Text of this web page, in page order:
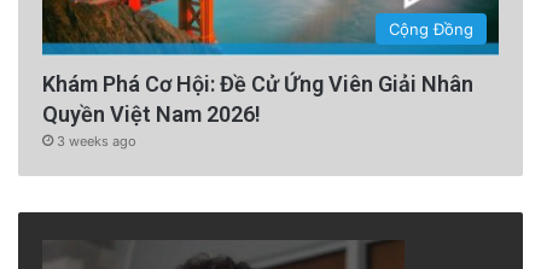
Poster ‘Taxi Driver’ (1976) của Martin
Scorsese với Robert De Niro (ảnh: Movie
Poster Image Art/Getty Images)
gọi là tiêu chuẩn của Viện Hàn lâm, dù phim
Cộng Đồng
Khám Phá Cơ Hội: Đề Cử Ứng Viên Giải Nhân
Quyền Việt Nam 2026!
3 weeks ago